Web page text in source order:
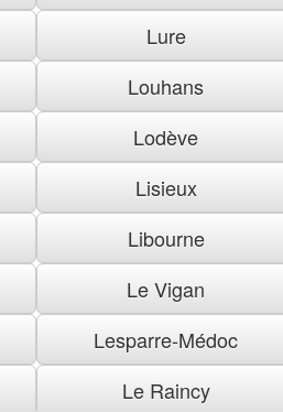
Lure
Louhans
Lodève
Lisieux
Libourne
Le Vigan
Lesparre-Médoc
Le Raincy